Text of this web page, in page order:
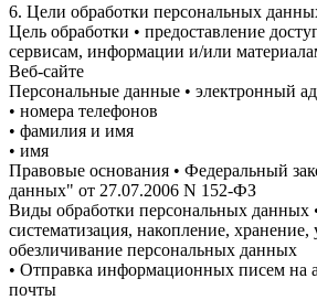
6. Цели обработки персональных
Цель обработки • предоставление
сервисам, информации и/или
Веб-сайте
Персональные данные • электронный
• номера телефонов
• фамилия и имя
• имя
Правовые основания • Федеральный
данных" от 27.07.2006 N 152-ФЗ
Виды обработки персональных данных
систематизация, накопление,
обезличивание персональных данных
• Отправка информационных писем на
почты